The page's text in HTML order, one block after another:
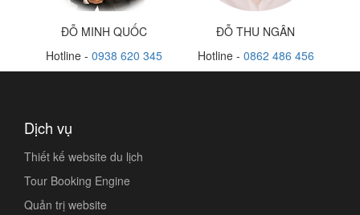
ĐỖ MINH QUỐC
Hotline - 0938 620 345
ĐỖ THU NGÂN
Hotline - 0862 486 456
Dịch vụ
Thiết kế website du lịch
Tour Booking Engine
Quản trị website